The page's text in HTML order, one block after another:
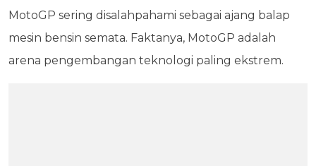
MotoGP sering disalahpahami sebagai ajang balap
mesin bensin semata. Faktanya, MotoGP adalah
arena pengembangan teknologi paling ekstrem.